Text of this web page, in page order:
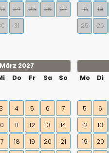
24 25 26
27
31
18
19
25
26
März 2027
Do Fr Sa So
3 4 5 6
7
11 12 13
14
18 19 20
21
Mo
Di
5
6
12
13
19
20